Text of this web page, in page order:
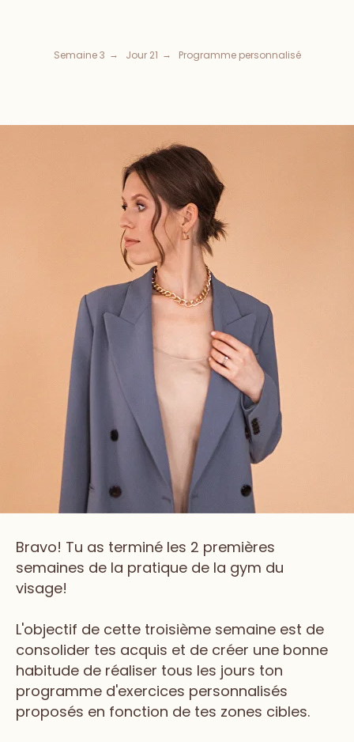
Semaine 3 → Jour 21 → Programme personnalisé
Bravo! Tu as terminé les 2 premières
semaines de la pratique de la gym du
visage!
L'objectif de cette troisième semaine est de
consolider tes acquis et de créer une bonne
habitude de réaliser tous les jours ton
programme d'exercices personnalisés
proposés en fonction de tes zones cibles.